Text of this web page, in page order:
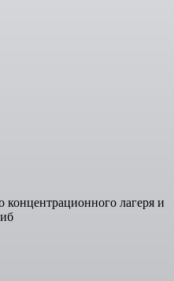
концентрационного лагеря и